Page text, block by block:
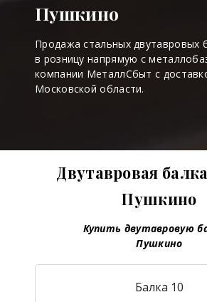
Пушкино
Продажа стальных двутавровых
в розницу напрямую с
компании МеталлСбыт с
Московской области.
Двутавровая
Пушкино
Купить двутавровую
Пушкино
Балка 10